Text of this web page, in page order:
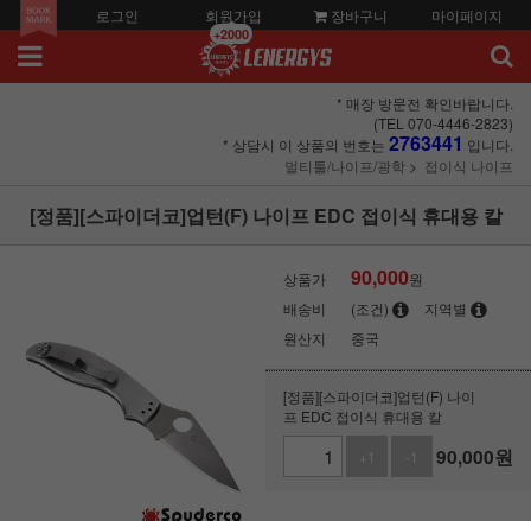
로그인 회원가입
+2000
장바구니 마이페이지
* 매장 방문전 확인바랍니다.
(TEL 070-4446-2823)
* 상담시 이 상품의 번호는 2763441 입니다.
멀티툴/나이프/광학
접이식 나이프
[정품][스파이더코]업턴(F) 나이프 EDC 접이식 휴대용 칼
상품가 90,000원
배송비
(조건)
지역별
원산지
중국
[정품][스파이더코]업턴(F) 나이
프 EDC 접이식 휴대용 칼
+1
-1 90,000원